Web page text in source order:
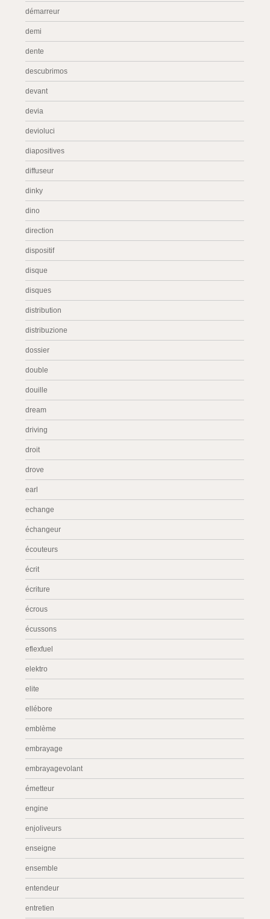
démarreur
demi
dente
descubrimos
devant
devia
devioluci
diapositives
diffuseur
dinky
dino
direction
dispositif
disque
disques
distribution
distribuzione
dossier
double
douille
dream
driving
droit
drove
earl
echange
échangeur
écouteurs
écrit
écriture
écrous
écussons
eflexfuel
elektro
elite
ellébore
emblème
embrayage
embrayagevolant
émetteur
engine
enjoliveurs
enseigne
ensemble
entendeur
entretien